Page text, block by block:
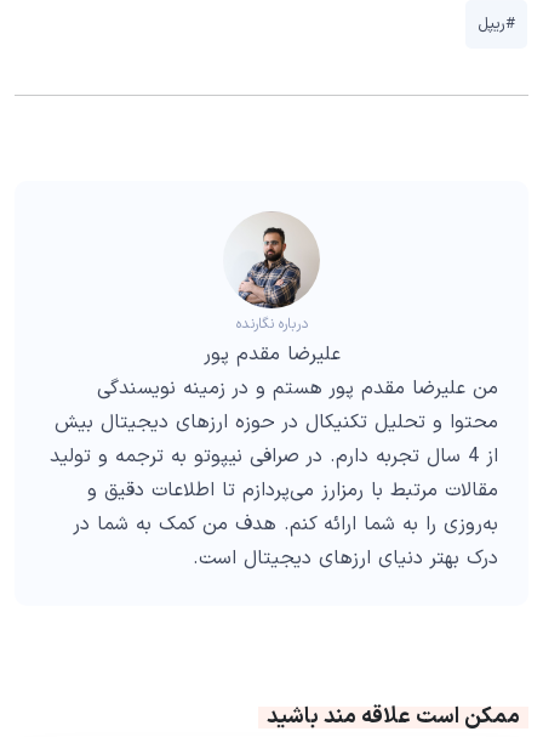
#ریپل
درباره نگارنده
علیرضا مقدم پور
من علیرضا مقدم پور هستم و در زمینه نویسندگی
محتوا و تحلیل تکنیکال در حوزه ارزهای دیجیتال بیش
از 4 سال تجربه دارم. در صرافی نیپوتو به ترجمه و تولید
مقالات مرتبط با رمزارز می‌پردازم تا اطلاعات دقیق و
به‌روزی را به شما ارائه کنم. هدف من کمک به شما در
درک بهتر دنیای ارزهای دیجیتال است.
ممکن است علاقه مند باشید